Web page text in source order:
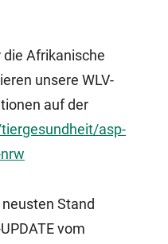
Afrikanische
unsere WLV-
auf der
asp-
Stand
vom